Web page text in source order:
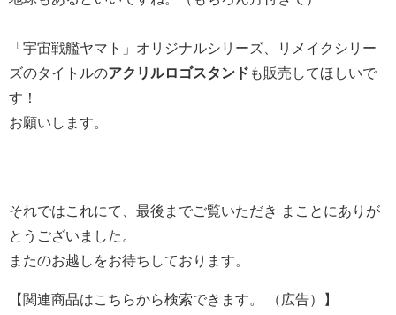
「宇宙戦艦ヤマト」オリジナルシリーズ、リメイクシリー
ズのタイトルのアクリルロゴスタンド も販売してほしいで
す！
お願いします。
それではこれにて、最後までご覧いただき まことにありが
とうございました。
またのお越しをお待ちしております。
【関連商品はこちらから検索できます。 （広告）】